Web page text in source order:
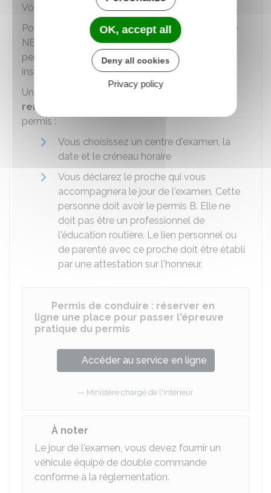
Vous devez
créer un compte sur RdvPermis.
Pour créer le compte, vous avez besoin de votre
NEPH
, indiqué sur l'attestation d'Inscription au
permis de conduire (AIPC) reçue lors de votre
inscription en ligne à l'examen du permis.
Une fois connecté, vous pouvez
rendez-vous
pour passer l'épreuve pratique du
permis :
Vous choisissez un centre d'examen, la
date et le créneau horaire
Vous déclarez le proche qui vous
accompagnera le jour de l'examen. Cette
personne doit avoir le permis B. Elle ne
doit pas être un professionnel de
l'éducation routière. Le lien personnel ou
de parenté avec ce proche doit être établi
par une attestation sur l'honneur.
Permis de conduire : réserver en
ligne une place pour passer l'épreuve
pratique du permis
Accéder au service en ligne
Ministère chargé de l'intérieur
À noter
Le jour de l'examen, vous devez fournir un
véhicule équipé de double commande
conforme à la réglementation.
OK, accept all
Deny all cookies
Privacy policy